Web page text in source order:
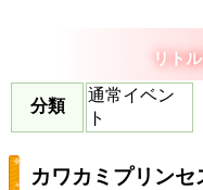
リト
分類
通常イベン
ト
カワカミプリン